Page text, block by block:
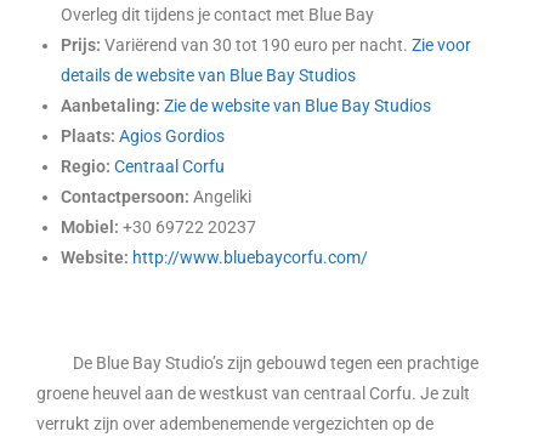
Overleg dit tijdens je contact met Blue Bay
Prijs: Variërend van 30 tot 190 euro per nacht. Zie voor
details de website van Blue Bay Studios
Aanbetaling: Zie de website van Blue Bay Studios
Plaats: Agios Gordios
Regio: Centraal Corfu
Contactpersoon: Angeliki
Mobiel: +30 69722 20237
Website: http://www.bluebaycorfu.com/
De Blue Bay Studio’s zijn gebouwd tegen een prachtige
groene heuvel aan de westkust van centraal Corfu. Je zult
verrukt zijn over adembenemende vergezichten op de